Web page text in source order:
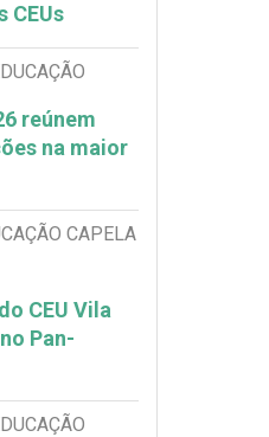
CEUs
reúnem
na maior
CAPELA
CEU Vila
Pan-